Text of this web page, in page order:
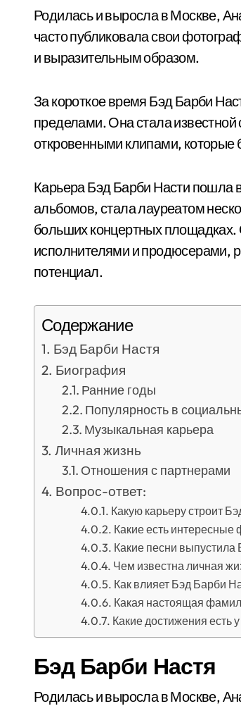
Родилась и выросла в Москве,
часто публиковала свои
и выразительным образом.
За короткое время Бэд Барби
пределами. Она стала
откровенными клипами,
Карьера Бэд Барби Насти пошла
альбомов, стала лауреатом
больших концертных площадках.
исполнителями и продюсерами,
потенциал.
Содержание
Бэд Барби Настя
Биография
Ранние годы
Популярность в
Музыкальная карьера
Личная жизнь
Отношения с партнерами
Вопрос-ответ:
Какую карьеру строит
Какие есть
Какие песни
Чем известна личная
Как влияет Бэд Барби
Какая настоящая
Какие достижения есть
Бэд Барби Настя
Родилась и выросла в Москве,